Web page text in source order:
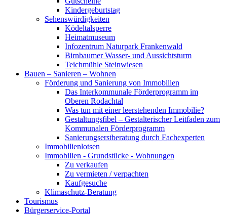
Kindergeburtstag
Sehenswürdigkeiten
Ködeltalsperre
Heimatmuseum
Infozentrum Naturpark Frankenwald
Birnbaumer Wasser- und Aussichtsturm
Teichmühle Steinwiesen
Bauen – Sanieren – Wohnen
Förderung und Sanierung von Immobilien
Das Interkommunale Förderprogramm im
Oberen Rodachtal
Was tun mit einer leerstehenden Immobilie?
Gestaltungsfibel – Gestalterischer Leitfaden zum
Kommunalen Förderprogramm
Sanierungserstberatung durch Fachexperten
Immobilienlotsen
Immobilien - Grundstücke - Wohnungen
Zu verkaufen
Zu vermieten / verpachten
Kaufgesuche
Klimaschutz-Beratung
Tourismus
Bürgerservice-Portal